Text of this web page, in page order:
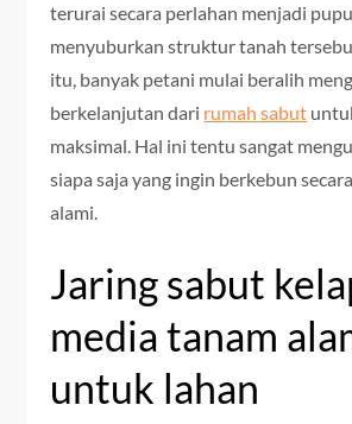
terurai secara perlahan menjadi
menyuburkan struktur tanah
itu, banyak petani mulai beralih
berkelanjutan dari rumah sabut
maksimal. Hal ini tentu sangat
siapa saja yang ingin berkebun
alami.
Jaring sabut
media tanam
untuk lahan